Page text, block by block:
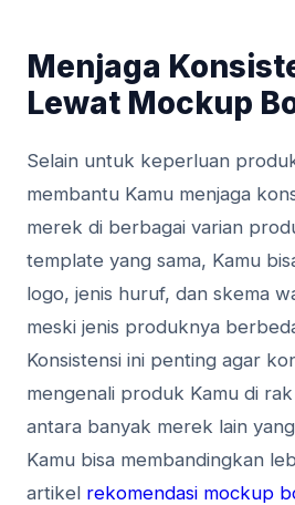
Menjaga
Lewat Mockup
Selain untuk keperluan
membantu Kamu menjaga
merek di berbagai varian
template yang sama, Kamu
logo, jenis huruf, dan skema
meski jenis produknya
Konsistensi ini penting agar
mengenali produk Kamu di
antara banyak merek lain
Kamu bisa membandingkan
artikel rekomendasi mockup